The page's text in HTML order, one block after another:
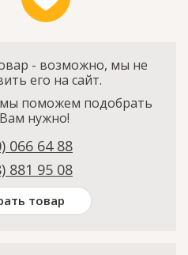
- возможно, мы не
его на сайт.
поможем подобрать
нужно!
066 64 88
881 95 08
товар